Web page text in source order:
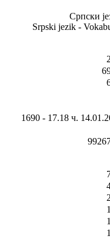
Српски
Srpski jezik -
1690 - 17.18 ч.